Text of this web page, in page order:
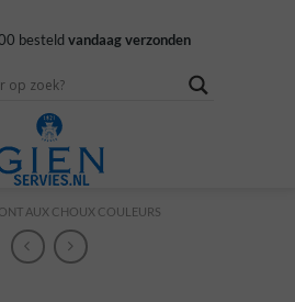
verzendingvanaf 100,-
besteld vandaag verzonden
niet goedgeld terug
AUX CHOUX COULEURS